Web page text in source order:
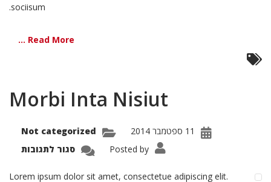
sociisum.
Read More ...
Morbi Inta Nisiut
11 ספטמבר 2014
Not categorized
Posted by
סגור לתגובותעל
Lorem ipsum dolor sit amet, consectetue adipiscing elit.